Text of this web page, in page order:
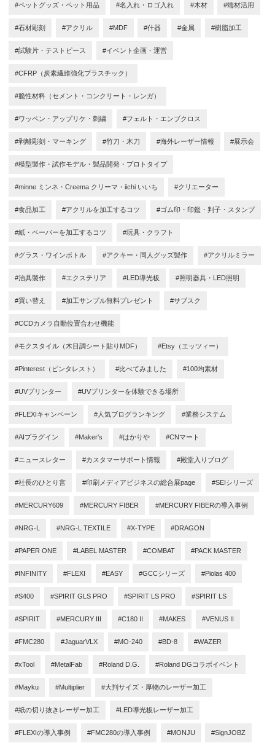
#ペットグッズ・ペット用品 #名入れ・ロゴ入れ #木材 #端材活用
#石材彫刻 #アクリル #MDF #什器 #金属 #樹脂加工
#試験片・テストピース #イベント企画・運営
#CFRP（炭素繊維強化プラスチック）
#脆性材料（セメント・コンクリート・レンガ）
#ワッペン・アップリケ・刺繍 #フェルト・エンブクロス
#剥離彫刻・マーキング #竹刀・木刀 #海外レーザー情報 #展示会
#模型製作・試作モデル・製品開発・プロトタイプ
#minne ミンネ・Creema クリーマ・iichi いいち #クリエーター
#食品加工 #アクリルを加工するコツ #ゴム印・印鑑・判子・スタンプ
#紙・ペーパーを加工するコツ #玩具・クラフト
#グラス・ワインボトル #アクキー・同人グッズ製作 #アクリルミラー
#治具製作 #エクステリア #LED導光板 #照明器具・LED照明
#買い替え #加工サンプル無料プレゼント #サブスク
#CCDカメラ自動位置合わせ機能
#モクスタイル（木目調シート貼りMDF） #Etsy（エッツィー）
#Pinterest（ピンタレスト） #比べてみました #100均素材
#UVプリンター #UVプリンターを体験できる場所
#FLEXIキャンペーン #人気ブログランキング #業務システム
#AIプラグイン #Maker's #はかりや #CNマート
#ニュースレター #カスタマーサポート情報 #殿堂入りブログ
#社長のひとり言 #印刷メディアビジネスの総合展page #SEIシリーズ
#MERCURY609 #MERCURY FIBER #MERCURY FIBERの導入事例
#NRG-L #NRG-L TEXTILE #X-TYPE #DRAGON
#PAPER ONE #LABEL MASTER #COMBAT #PACK MASTER
#INFINITY #FLEXI #EASY #GCCシリーズ #Piolas 400
#S400 #SPIRIT GLS PRO #SPIRIT LS PRO #SPIRIT LS
#SPIRIT #MERCURY III #C180 II #MAKES #VENUS II
#FMC280 #JaguarVLX #MO-240 #BD-8 #WAZER
#xTool #MetalFab #Roland D.G. #Roland DGコラボイベント
#Mayku #Multiplier #大判サイズ・厚物のレーザー加工
#紙の切り抜きレーザー加工 #LED導光板レーザー加工
#FLEXIの導入事例 #FMC280の導入事例 #MONJU #SignJOBZ